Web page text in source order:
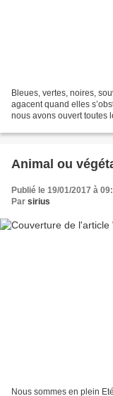
Bleues, vertes, noires,
agacent quand elles
nous avons ouvert toutes
Animal ou
Publié le 19/01/2017 à
Par sirius
Nous sommes en plein